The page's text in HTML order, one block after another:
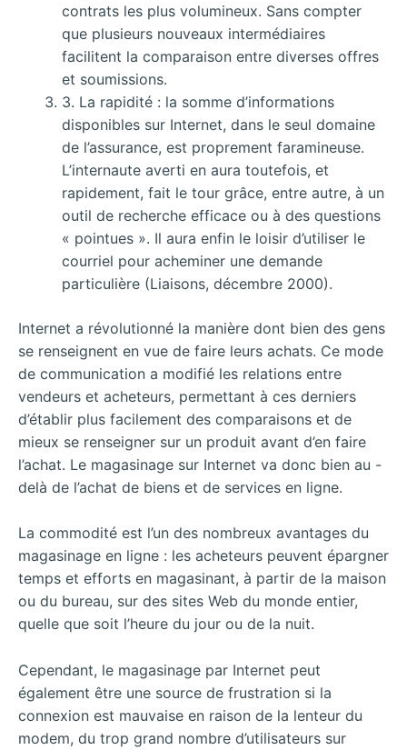
contrats les plus volumineux. Sans compter
que plusieurs nouveaux intermédiaires
facilitent la comparaison entre diverses offres
et soumissions.
3. La rapidité : la somme d’informations
disponibles sur Internet, dans le seul domaine
de l’assurance, est proprement faramineuse.
L’internaute averti en aura toutefois, et
rapidement, fait le tour grâce, entre autre, à un
outil de recherche efficace ou à des questions
« pointues ». Il aura enfin le loisir d’utiliser le
courriel pour acheminer une demande
particulière (Liaisons, décembre 2000).
Internet a révolutionné la manière dont bien des gens
se renseignent en vue de faire leurs achats. Ce mode
de communication a modifié les relations entre
vendeurs et acheteurs, permettant à ces derniers
d’établir plus facilement des comparaisons et de
mieux se renseigner sur un produit avant d’en faire
l’achat. Le magasinage sur Internet va donc bien au -
delà de l’achat de biens et de services en ligne.
La commodité est l’un des nombreux avantages du
magasinage en ligne : les acheteurs peuvent épargner
temps et efforts en magasinant, à partir de la maison
ou du bureau, sur des sites Web du monde entier,
quelle que soit l’heure du jour ou de la nuit.
Cependant, le magasinage par Internet peut
également être une source de frustration si la
connexion est mauvaise en raison de la lenteur du
modem, du trop grand nombre d’utilisateurs sur